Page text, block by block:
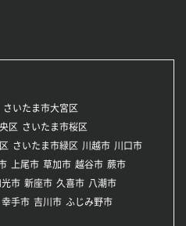
さいたま市大宮区
区
さいたま市桜区
さいたま市緑区 川越市 川口市
上尾市 草加市 越谷市 蕨市
光市 新座市 久喜市 八潮市
幸手市 吉川市 ふじみ野市